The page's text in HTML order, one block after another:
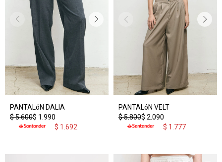
PANTALóN DALIA
$ 1.990
$5.600
$ 1.692
PANTALóN VELT
$ 2.090
$5.800
$ 1.777